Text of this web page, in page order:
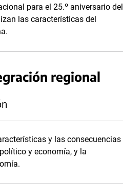
para el 25.º aniversario del
las características del
regional
y las consecuencias
y economía, y la